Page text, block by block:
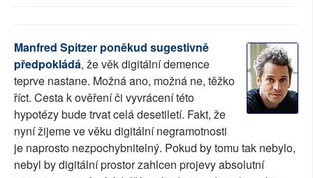
SOCIÁLNÍ SÍTĚ
RUBRIKY
PLNÁ VERZE STRÁNEK
Manfred Spitzer poněkud sugestivně
předpokládá, že věk digitální demence
teprve nastane. Možná ano, možná ne, těžko
říct. Cesta k ověření či vyvrácení této
hypotézy bude trvat celá desetiletí. Fakt, že
nyní žijeme ve věku digitální negramotnosti
je naprosto nezpochybnitelný. Pokud by tomu tak nebylo,
nebyl by digitální prostor zahlcen projevy absolutní